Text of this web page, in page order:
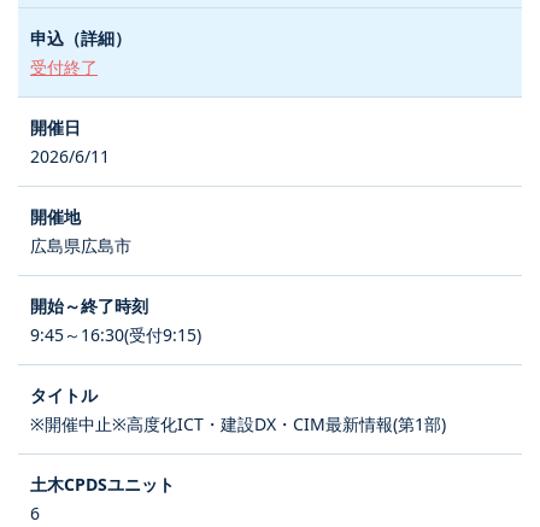
受付終了
2026/6/11
広島県広島市
9:45～16:30(受付9:15)
※開催中止※高度化ICT・建設DX・CIM最新情報(第1部)
6